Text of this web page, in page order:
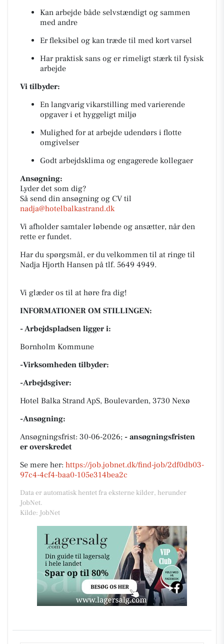
Kan arbejde både selvstændigt og sammen
med andre
Er fleksibel og kan træde til med kort varsel
Har praktisk sans og er rimeligt stærk til fysisk
arbejde
Vi tilbyder:
En langvarig vikarstilling med varierende
opgaver i et hyggeligt miljø
Mulighed for at arbejde udendørs i flotte
omgivelser
Godt arbejdsklima og engagerede kollegaer
Ansøgning:
Lyder det som dig?
Så send din ansøgning og CV til
nadja@hotelbalkastrand.dk
Vi afholder samtaler løbende og ansætter, når den
rette er fundet.
Har du spørgsmål, er du velkommen til at ringe til
Nadja Hjorth Hansen på tlf. 5649 4949.
Vi glæder os til at høre fra dig!
INFORMATIONER OM STILLINGEN:
- Arbejdspladsen ligger i:
Bornholm Kommune
-Virksomheden tilbyder:
-Arbejdsgiver:
Hotel Balka Strand ApS, Boulevarden, 3730 Nexø
-Ansøgning:
Ansøgningsfrist: 30-06-2026; - ansøgningsfristen
er overskredet
Se mere her: https://job.jobnet.dk/find-job/2df0db03-
97c4-4cf4-baa0-105e314bea2c
Data er automatisk hentet fra eksterne kilder, herunder
JobNet.
Kilde: JobNet